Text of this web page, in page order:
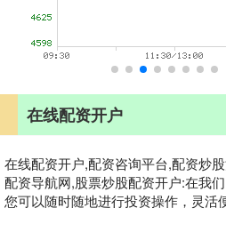
在线配资开户
在线配资开户,配资咨询平台,配资炒
配资导航网,股票炒股配资开户:在我
您可以随时随地进行投资操作，灵活